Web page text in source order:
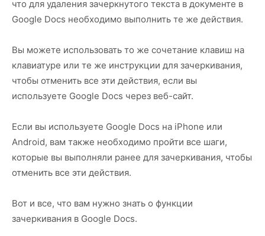
что для удаления зачеркнутого текста в документе в
Google Docs необходимо выполнить те же действия.
Вы можете использовать то же сочетание клавиш на
клавиатуре или те же инструкции для зачеркивания,
чтобы отменить все эти действия, если вы
используете Google Docs через веб-сайт.
Если вы используете Google Docs на iPhone или
Android, вам также необходимо пройти все шаги,
которые вы выполняли ранее для зачеркивания, чтобы
отменить все эти действия.
Вот и все, что вам нужно знать о функции
зачеркивания в Google Docs.